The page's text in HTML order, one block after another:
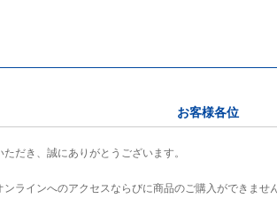
お客様各位
だき、誠にありがとうございます。
ラインへのアクセスならびに商品のご購入ができません